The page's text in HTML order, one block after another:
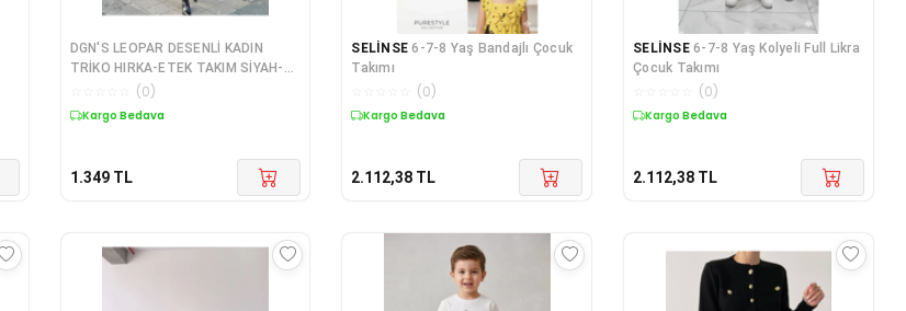
DGN'S LEOPAR DESENLİ KADIN
TRİKO HIRKA-ETEK TAKIM SİYAH-
KAHVE-GRİ(0)
Kargo Bedava
1.349 TL
SELİNSE 6-7-8 Yaş Bandajlı Çocuk
Takımı
(0)
Kargo Bedava
2.112,38 TL
SELİNSE 6-7-8 Yaş Kolyeli Full Likra
Çocuk Takımı
(0)
Kargo Bedava
2.112,38 TL